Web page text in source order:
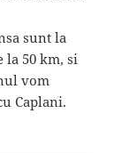
sunt la
la 50 km, si
vom
Caplani.